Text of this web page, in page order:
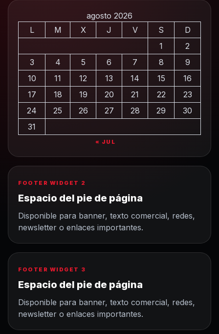
agosto 2026
L
M X J V S
D
1
2
3
4 5 6 7 8
9
10
11 12 13 14 15
16
17
18 19 20 21 22
23
24
25 26 27 28 29
30
31
« JUL
FOOTER WIDGET 2
Espacio del pie de página
Disponible para banner, texto comercial, redes,
newsletter o enlaces importantes.
FOOTER WIDGET 3
Espacio del pie de página
Disponible para banner, texto comercial, redes,
newsletter o enlaces importantes.